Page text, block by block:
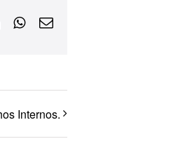
WhatsApp
E-
Internos.